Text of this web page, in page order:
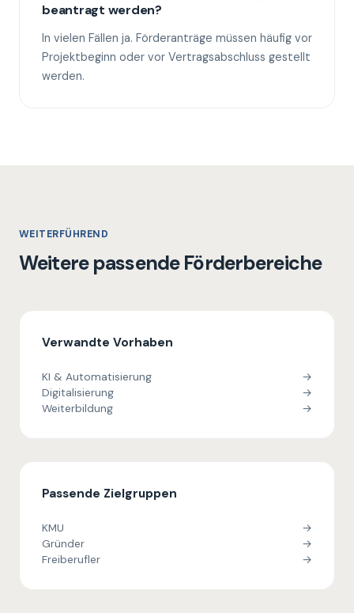
beantragt werden?
In vielen Fällen ja. Förderanträge müssen häufig vor
Projektbeginn oder vor Vertragsabschluss gestellt
werden.
WEITERFÜHREND
Weitere passende Förderbereiche
Verwandte Vorhaben
KI & Automatisierung
→
Digitalisierung
→
Weiterbildung
→
Passende Zielgruppen
KMU
→
Gründer
→
Freiberufler
→